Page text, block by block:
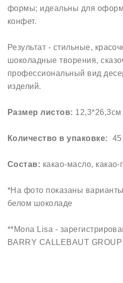
формы; идеальны для
конфет.
Результат - стильные,
шоколадные творения,
профессиональный вид
изделий.
Размер листов: 12,3*26,3см
Количество в упаковке: 45
Состав: какао-масло,
*На фото показаны
белом шоколаде
**Mona Lisa -
BARRY CALLEBAUT GROUP